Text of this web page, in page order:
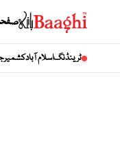
ٹرینڈنگاسلام آبادکشمیر